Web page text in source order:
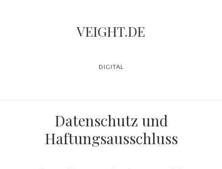
VEIGHT.DE
DIGITAL
Datenschutz und
Haftungsausschluss